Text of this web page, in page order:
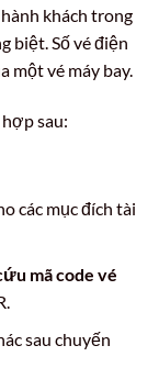
khách trong
biệt. Số vé điện
một vé máy bay.
sau:
các mục đích tài
mã code vé
sau chuyến